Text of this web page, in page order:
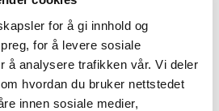
for å gi innhold og
for å levere sosiale
å analysere trafikken vår. Vi deler
hvordan du bruker nettstedet
innen sosiale medier,
ETON
Bambus herresokk
Pris
119,-